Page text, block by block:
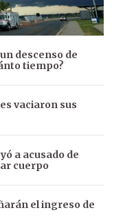
descenso de
tiempo?
vaciaron sus
a acusado de
cuerpo
el ingreso de